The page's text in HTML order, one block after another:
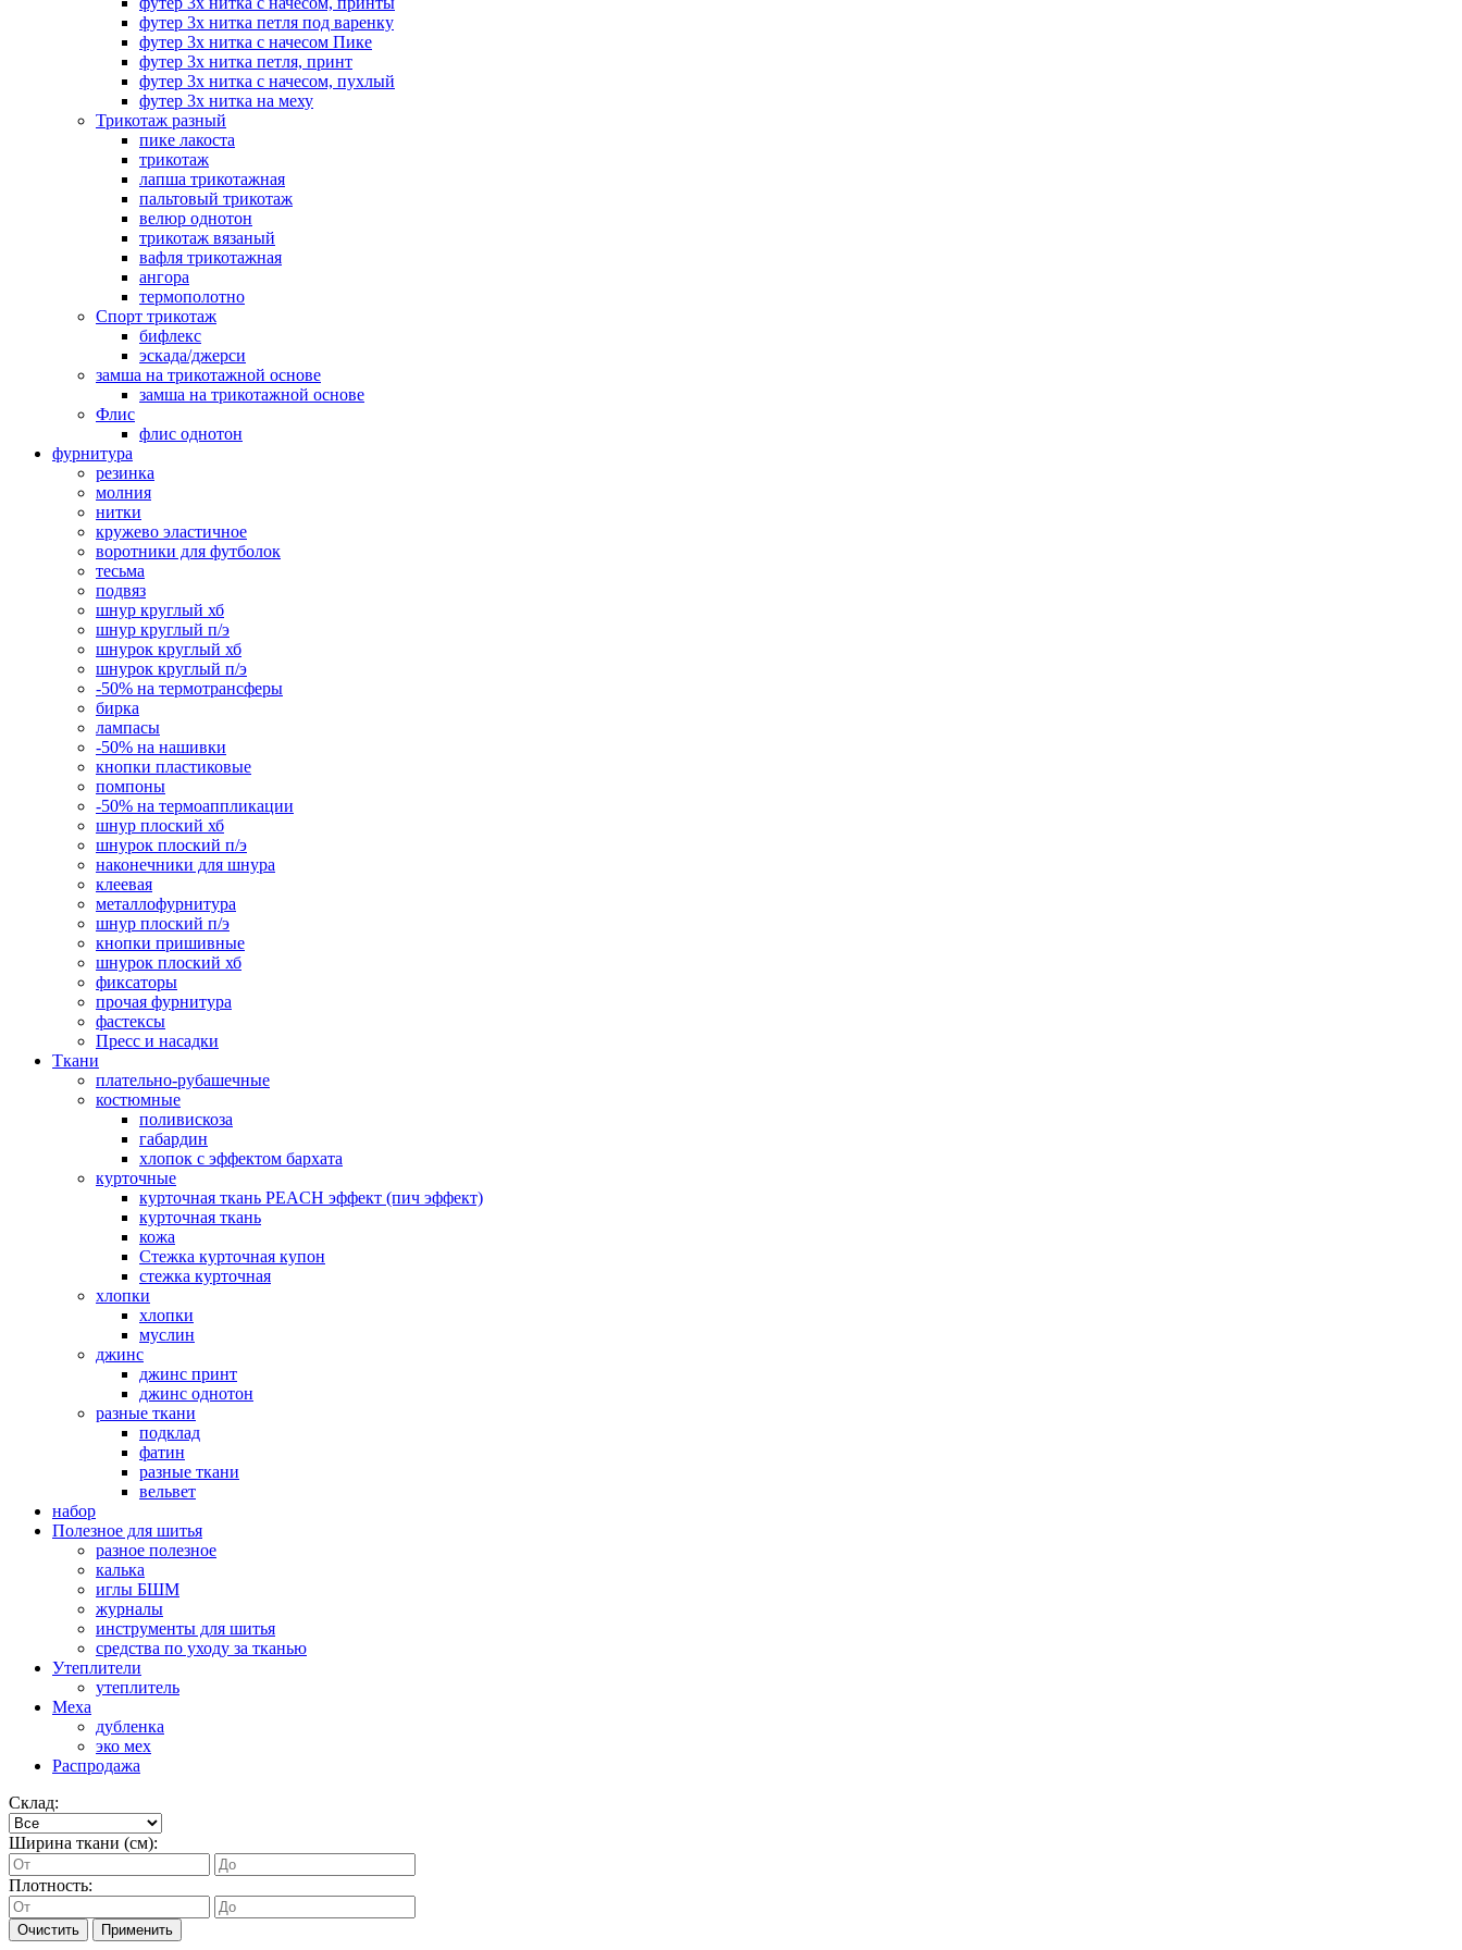
футер 3х нитка петля под варенку
футер 3х нитка с начесом Пике
футер 3х нитка петля, принт
футер 3х нитка с начесом, пухлый
футер 3х нитка на меху
Трикотаж разный
пике лакоста
трикотаж
лапша трикотажная
пальтовый трикотаж
велюр однотон
трикотаж вязаный
вафля трикотажная
ангора
термополотно
Спорт трикотаж
бифлекс
эскада/джерси
замша на трикотажной основе
замша на трикотажной основе
Флис
флис однотон
фурнитура
резинка
молния
нитки
кружево эластичное
воротники для футболок
тесьма
подвяз
шнур круглый хб
шнур круглый п/э
шнурок круглый хб
шнурок круглый п/э
-50% на термотрансферы
бирка
лампасы
-50% на нашивки
кнопки пластиковые
помпоны
-50% на термоаппликации
шнур плоский хб
шнурок плоский п/э
наконечники для шнура
клеевая
металлофурнитура
шнур плоский п/э
кнопки пришивные
шнурок плоский хб
фиксаторы
прочая фурнитура
фастексы
Пресс и насадки
Ткани
плательно-рубашечные
костюмные
поливискоза
габардин
хлопок с эффектом бархата
курточные
курточная ткань PEACH эффект (пич эффект)
курточная ткань
кожа
Стежка курточная купон
стежка курточная
хлопки
хлопки
муслин
джинс
джинс принт
джинс однотон
разные ткани
подклад
фатин
разные ткани
вельвет
набор
Полезное для шитья
разное полезное
калька
иглы БШМ
журналы
инструменты для шитья
средства по уходу за тканью
Утеплители
утеплитель
Меха
дубленка
эко мех
Распродажа
Склад:
Ширина ткани (см):
Плотность:
Очистить Применить